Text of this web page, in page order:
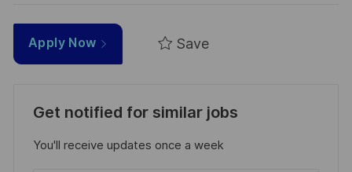
Apply Now Save
Get notified for similar jobs
You'll receive updates once a week